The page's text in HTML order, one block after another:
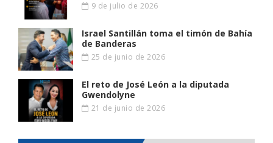
9 de julio de 2026
Israel Santillán toma el timón de Bahía
de Banderas
25 de junio de 2026
El reto de José León a la diputada
Gwendolyne
21 de junio de 2026